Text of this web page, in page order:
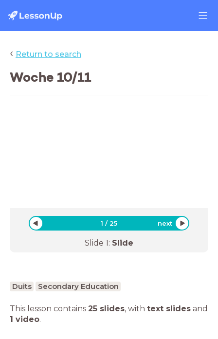
‹ Return to search
Woche 10/11
1 /25 next
Slide 1: Slide
Duits Secondary Education
This lesson contains 25 slides, with text slides and
1 video.